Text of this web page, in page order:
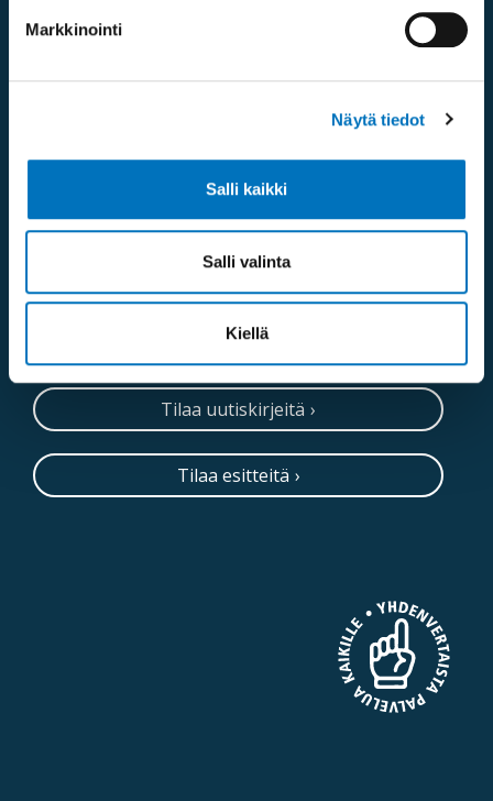
Markkinointi
Näytä tiedot
Salli kaikki
Salli valinta
Kiellä
Seuraa meitä
Neuvontapalvelu
Tilaa uutiskirjeitä
Tilaa esitteitä